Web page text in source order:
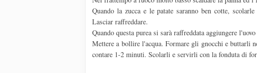
Quando la zucca e le patate saranno ben cotte,
Lasciar raffreddare.
Quando questa purea si sarà raffreddata aggiungere
Mettere a bollire l'acqua. Formare gli gnocchi e buttarli
contare 1-2 minuti. Scolarli e servirli con la fonduta di